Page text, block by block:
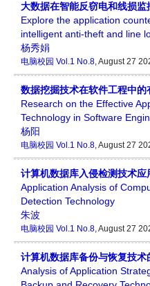
大数据在智能反窃电和线损
Explore the application
intelligent anti-theft and line
杨秀娟
电脑校园 Vol.1 No.8, August 27
数据挖掘技术在软件工程中的
Research on the Effective
Technology in Software
杨阳
电脑校园 Vol.1 No.8, August 27
计算机数据库入侵检测技术应
Application Analysis of
Detection Technology
朱波
电脑校园 Vol.1 No.8, August 27
计算机数据库备份与恢复技术
Analysis of Application